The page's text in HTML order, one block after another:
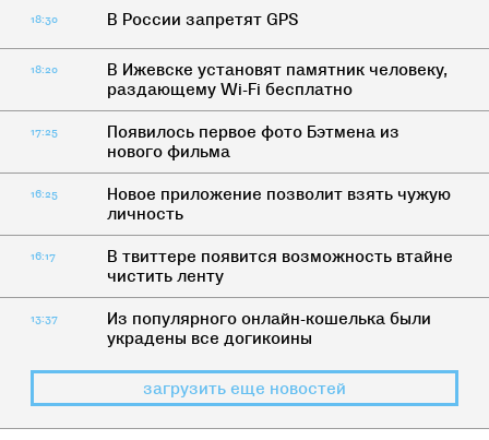
18:30 В России запретят GPS
18:20
В Ижевске установят памятник человеку,
раздающему Wi-Fi бесплатно
17:25
Появилось первое фото Бэтмена из
нового фильма
16:25
Новое приложение позволит взять чужую
личность
16:17
В твиттере появится возможность втайне
чистить ленту
13:37
Из популярного онлайн-кошелька были
украдены все догикоины
загрузить еще новостей